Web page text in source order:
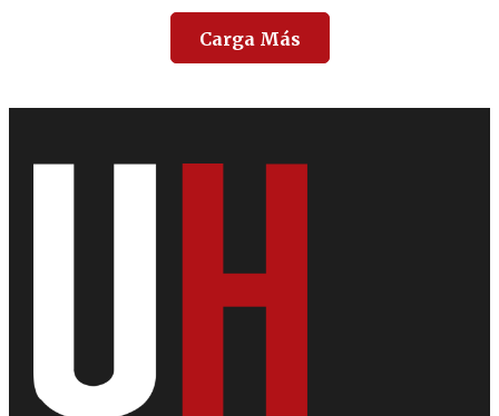
Carga Más